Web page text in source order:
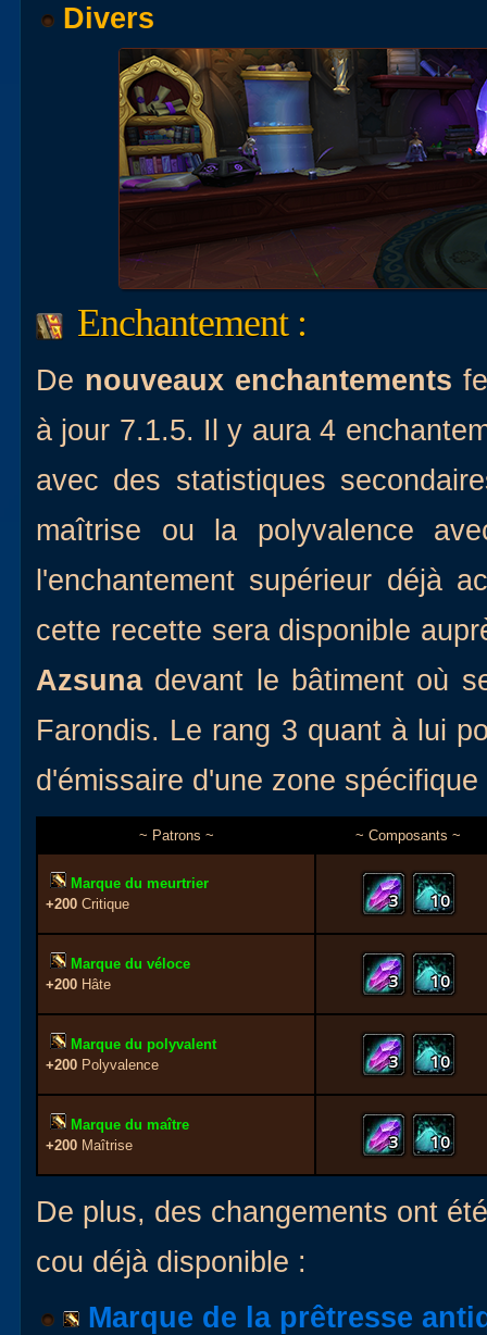
Divers
Enchantement :
De nouveaux enchantements
à jour 7.1.5. Il y aura 4
avec des statistiques
maîtrise ou la polyvalence
l'enchantement supérieur déjà
cette recette sera disponible
Azsunadevant le bâtiment où
Farondis. Le rang 3 quant à lui
d'émissaire d'une zone
~ Patrons ~ ~ Composants ~
Marque du meurtrier
+200Critique 3 10
Marque du véloce
+200Hâte 3 10
Marque du polyvalent
+200Polyvalence 3 10
Marque du maître
+200Maîtrise 3 10
De plus, des changements ont
cou déjà disponible :
Marque de la prêtresse